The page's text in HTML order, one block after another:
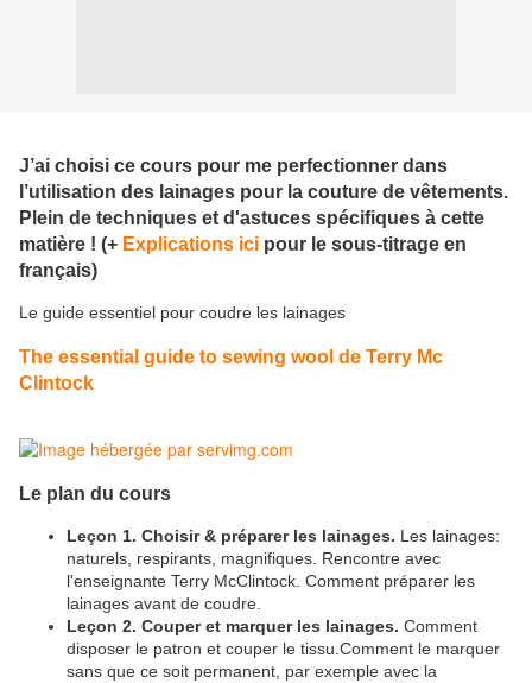
J’ai choisi ce cours pour me perfectionner dans
l’utilisation des lainages pour la couture de vêtements.
Plein de techniques et d'astuces spécifiques à cette
matière ! (+ Explications ici pour le sous-titrage en
français)
Le guide essentiel pour coudre les lainages
The essential guide to sewing wool de Terry Mc
Clintock
Le plan du cours
Leçon 1. Choisir & préparer les lainages. Les lainages:
naturels, respirants, magnifiques. Rencontre avec
l'enseignante Terry McClintock. Comment préparer les
lainages avant de coudre.
Leçon 2. Couper et marquer les lainages. Comment
disposer le patron et couper le tissu.Comment le marquer
sans que ce soit permanent, par exemple avec la